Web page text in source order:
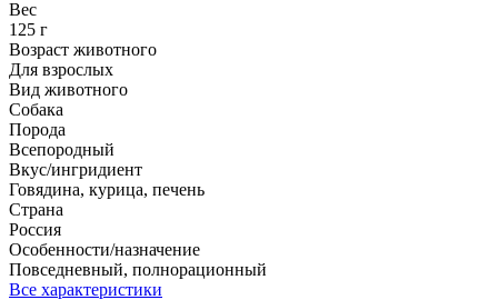
Вес
125 г
Возраст животного
Для взрослых
Вид животного
Собака
Порода
Всепородный
Вкус/ингридиент
Говядина, курица, печень
Страна
Россия
Особенности/назначение
Повседневный, полнорационный
Все характеристики